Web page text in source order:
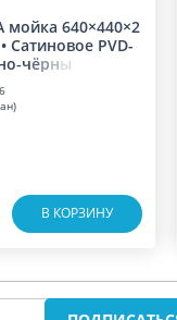
мойка 640×440×2
Сатиновое PVD-
чёрны
В КОРЗИНУ